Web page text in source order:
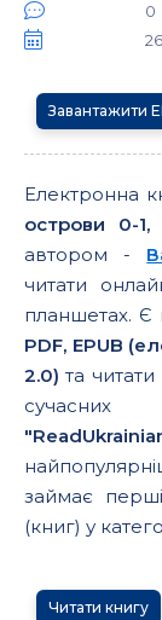
0
Завантажити
Електронна
острови 0-
автором -
читати
планшетах. Є
PDF, EPUB
2.0) та
сучасних
займає
(книг) у
Читати книгу